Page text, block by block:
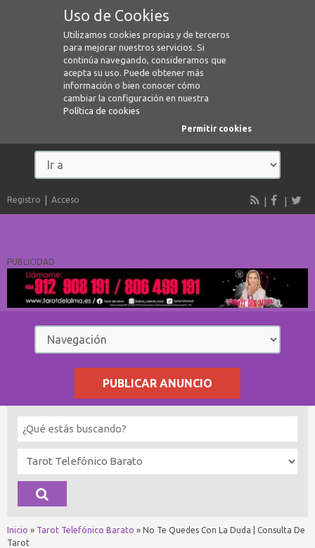
Uso de Cookies
Utilizamos cookies propias y de terceros
para mejorar nuestros servicios. Si
continúa navegando, consideramos que
acepta su uso. Puede obtener más
información o bien conocer cómo
cambiar la configuración en nuestra
Política de cookies
Permitir cookies
Registro Acceso
PUBLICIDAD
PUBLICAR ANUNCIO
Inicio » Tarot Telefónico Barato » No Te Quedes Con La Duda | Consulta De
Tarot